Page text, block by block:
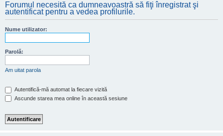
t
Forumul necesită ca dumneavoastră să fiţi înregistrat şi
autentificat pentru a vedea profilurile.
Nume utilizator:
Parolă:
Am uitat parola
Autentifică-mă automat la fiecare vizită
Ascunde starea mea online în această sesiune